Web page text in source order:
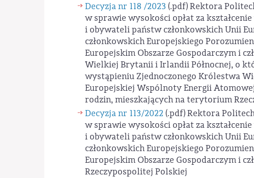
Decyzja nr 118 /2023 (.pdf)Rektora
w sprawie wysokości opłat za
i obywateli państw członkowskich Unii
członkowskich Europejskiego
Europejskim Obszarze Gospodarczym i
Wielkiej Brytanii i Irlandii Północnej, o
wystąpieniu Zjednoczonego Królestwa
Europejskiej Wspólnoty Energii Atomowej
rodzin, mieszkających na terytorium
Decyzja nr 113/2022 (.pdf)Rektora
w sprawie wysokości opłat za
i obywateli państw członkowskich Unii
członkowskich Europejskiego
Europejskim Obszarze Gospodarczym i
Rzeczypospolitej Polskiej